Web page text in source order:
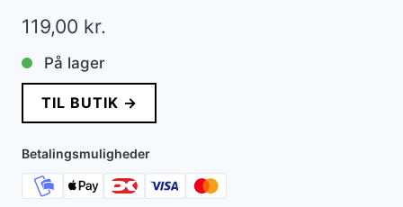
119,00 kr.
På lager
TIL BUTIK →
Betalingsmuligheder